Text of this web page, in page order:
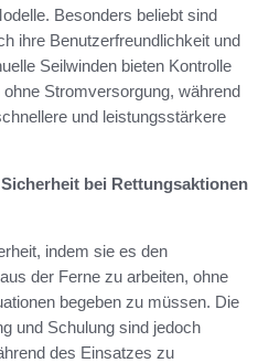
Besonders beliebt sind
ihre Benutzerfreundlichkeit und
Seilwinden bieten Kontrolle
Stromversorgung, während
und leistungsstärkere
bei Rettungsaktionen
indem sie es den
der Ferne zu arbeiten, ohne
begeben zu müssen. Die
und Schulung sind jedoch
des Einsatzes zu